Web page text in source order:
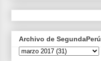
Archivo de SegundaPerú